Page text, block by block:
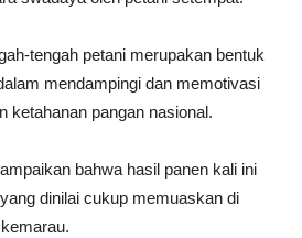
tengah petani merupakan bentuk
mendampingi dan memotivasi
ketahanan pangan nasional.
bahwa hasil panen kali ini
dinilai cukup memuaskan di